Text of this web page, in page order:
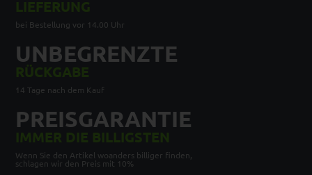
LIEFERUNG
bei Bestellung vor 14.00 Uhr
UNBEGRENZTE
RÜCKGABE
14 Tage nach dem Kauf
PREISGARANTIE
IMMER DIE BILLIGSTEN
Wenn Sie den Artikel woanders billiger finden,
schlagen wir den Preis mit 10%